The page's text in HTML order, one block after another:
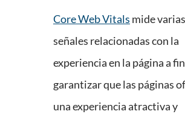
Core Web Vitals mide varias
señales relacionadas con la
experiencia en la página a
garantizar que las páginas
una experiencia atractiva y